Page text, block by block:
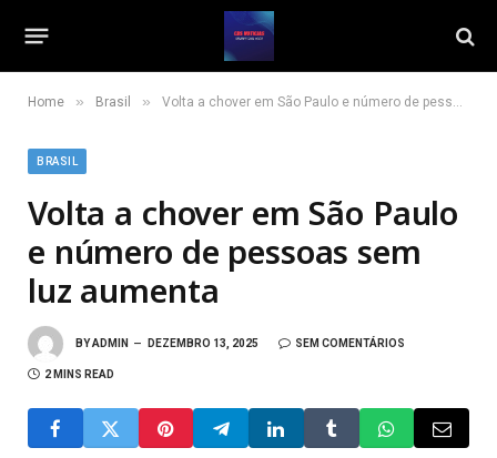
Home » Brasil » Volta a chover em São Paulo e número de pessoas sem luz aumenta
BRASIL
Volta a chover em São Paulo
e número de pessoas sem
luz aumenta
BYADMIN DEZEMBRO 13, 2025 SEM COMENTÁRIOS
2 MINS READ